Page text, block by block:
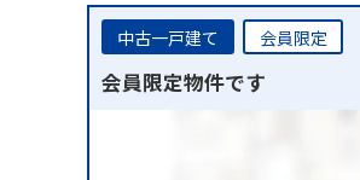
中古一戸建て 会員限定
会員限定物件です